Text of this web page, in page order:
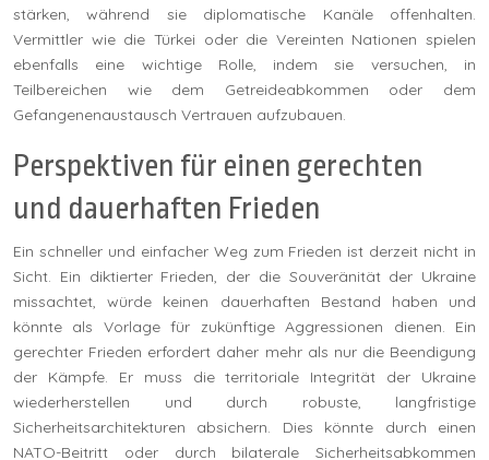
stärken, während sie diplomatische Kanäle offenhalten.
Vermittler wie die Türkei oder die Vereinten Nationen spielen
ebenfalls eine wichtige Rolle, indem sie versuchen, in
Teilbereichen wie dem Getreideabkommen oder dem
Gefangenenaustausch Vertrauen aufzubauen.
Perspektiven für einen gerechten
und dauerhaften Frieden
Ein schneller und einfacher Weg zum Frieden ist derzeit nicht in
Sicht. Ein diktierter Frieden, der die Souveränität der Ukraine
missachtet, würde keinen dauerhaften Bestand haben und
könnte als Vorlage für zukünftige Aggressionen dienen. Ein
gerechter Frieden erfordert daher mehr als nur die Beendigung
der Kämpfe. Er muss die territoriale Integrität der Ukraine
wiederherstellen und durch robuste, langfristige
Sicherheitsarchitekturen absichern. Dies könnte durch einen
NATO-Beitritt oder durch bilaterale Sicherheitsabkommen